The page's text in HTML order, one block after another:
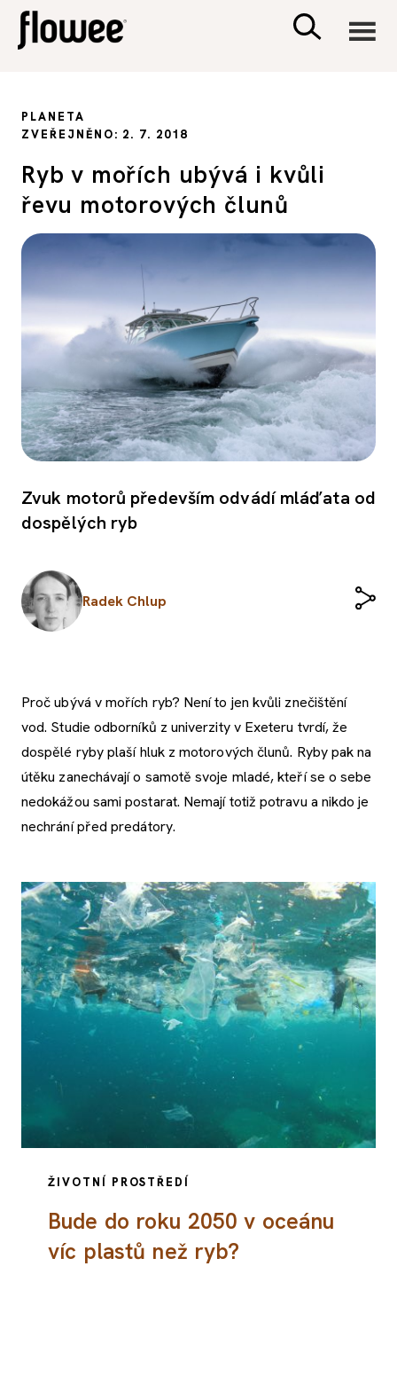
PSYCHOLOGIE
RODINA A DĚTI
SEX A VZTAHY
PORADNA
PLANETA
ZVEŘEJNĚNO: 2. 7. 2018
Ryb v mořích ubývá i kvůli
řevu motorových člunů
Zvuk motorů především odvádí mláďata od
dospělých ryb
Radek Chlup
Proč ubývá v mořích ryb? Není to jen kvůli znečištění
vod. Studie odborníků z univerzity v Exeteru tvrdí, že
dospělé ryby plaší hluk z motorových člunů. Ryby pak na
útěku zanechávají o samotě svoje mladé, kteří se o sebe
nedokážou sami postarat. Nemají totiž potravu a nikdo je
nechrání před predátory.
ŽIVOTNÍ PROSTŘEDÍ
Bude do roku 2050 v oceánu
víc plastů než ryb?